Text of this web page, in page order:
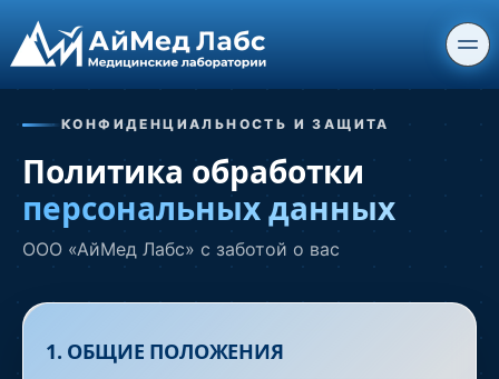
КОНФИДЕНЦИАЛЬНОСТЬ И ЗАЩИТА
Политика обработки
персональных данных
ООО «АйМед Лабс» с заботой о вас
1. ОБЩИЕ ПОЛОЖЕНИЯ